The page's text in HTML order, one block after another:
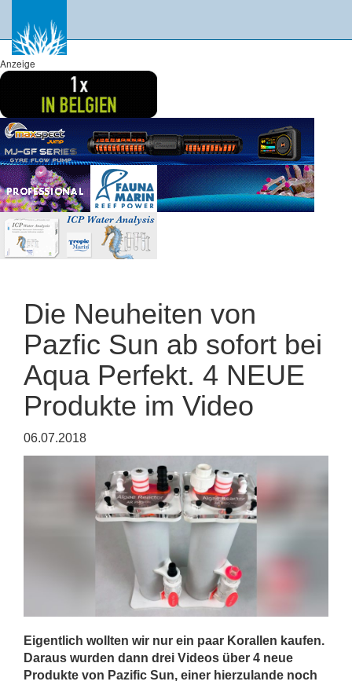
Anzeige
Die Neuheiten von
Pazfic Sun ab sofort bei
Aqua Perfekt. 4 NEUE
Produkte im Video
06.07.2018
Eigentlich wollten wir nur ein paar Korallen kaufen.
Daraus wurden dann drei Videos über 4 neue
Produkte von Pazific Sun, einer hierzulande noch